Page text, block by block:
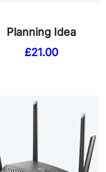
Planning Idea
£21.00